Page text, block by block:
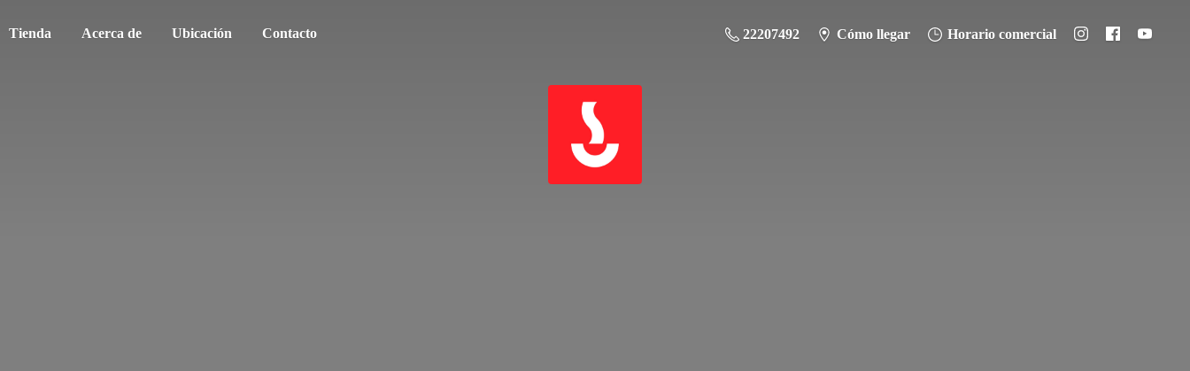
Tienda Acerca de Ubicación Contacto 22207492 Cómo llegar Horario comercial